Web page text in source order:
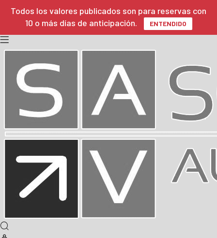
Todos los valores publicados son para reservas con
10 o más días de anticipación.
ENTENDIDO